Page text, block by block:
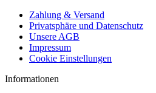
Zahlung & Versand
Privatsphäre und Datenschutz
Unsere AGB
Impressum
Cookie Einstellungen
Informationen